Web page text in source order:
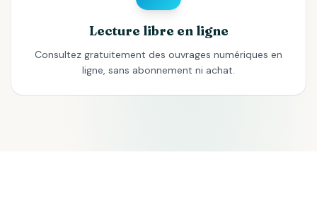
Lecture libre en ligne
Consultez gratuitement des ouvrages numériques en
ligne, sans abonnement ni achat.